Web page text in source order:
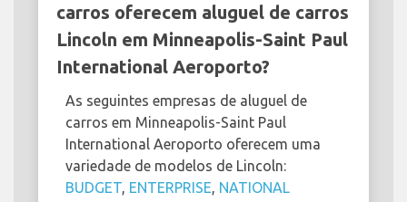
carros oferecem aluguel de carros
Lincoln em Minneapolis-Saint Paul
International Aeroporto?
As seguintes empresas de aluguel de
carros em Minneapolis-Saint Paul
International Aeroporto oferecem uma
variedade de modelos de Lincoln:
BUDGET ENTERPRISE NATIONAL